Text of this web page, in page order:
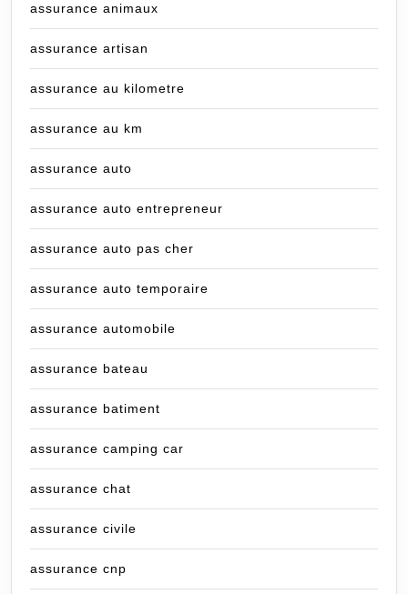
assurance animaux
assurance artisan
assurance au kilometre
assurance au km
assurance auto
assurance auto entrepreneur
assurance auto pas cher
assurance auto temporaire
assurance automobile
assurance bateau
assurance batiment
assurance camping car
assurance chat
assurance civile
assurance cnp